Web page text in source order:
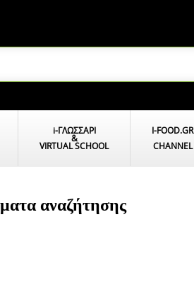
i-ΓΛΩΣΣΑΡΙ
&
VIRTUAL SCHOOL
I-FOOD.GR
CHANNEL
αναζήτησης